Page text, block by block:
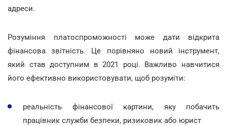
адреси.
Розуміння платоспроможності може дати відкрита
фінансова звітність. Це порівняно новий інструмент,
який став доступним в 2021 році. Важливо навчитися
його ефективно використовувати, щоб розуміти:
реальність фінансової картини, яку побачить
працівник служби безпеки, ризиковик або юрист